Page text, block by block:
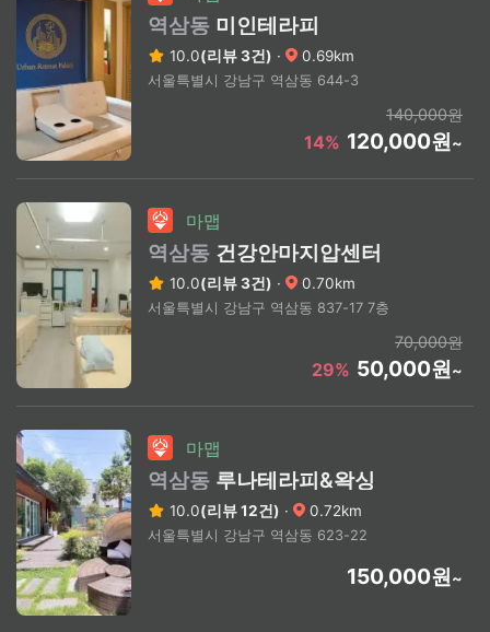
역삼동 미인테라피
10.0(리뷰 3건) · 0.69km
서울특별시 강남구 역삼동 644-3
140,000원
14% 120,000원~
마맵
역삼동 건강안마지압센터
10.0(리뷰 3건) · 0.70km
서울특별시 강남구 역삼동 837-17 7층
70,000원
29% 50,000원~
마맵
역삼동 루나테라피&왁싱
10.0(리뷰 12건) · 0.72km
서울특별시 강남구 역삼동 623-22
150,000원~